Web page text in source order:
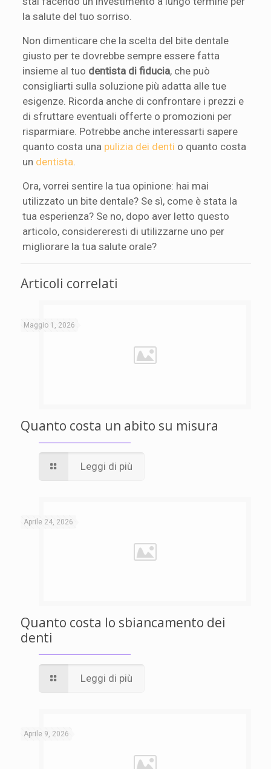
la salute del tuo sorriso.
Non dimenticare che la scelta del bite dentale
giusto per te dovrebbe sempre essere fatta
insieme al tuo dentista di fiducia, che può
consigliarti sulla soluzione più adatta alle tue
esigenze. Ricorda anche di confrontare i prezzi e
di sfruttare eventuali offerte o promozioni per
risparmiare. Potrebbe anche interessarti sapere
quanto costa una pulizia dei denti o quanto costa
un dentista
Ora, vorrei sentire la tua opinione: hai mai
utilizzato un bite dentale? Se sì, come è stata la
tua esperienza? Se no, dopo aver letto questo
articolo, considereresti di utilizzarne uno per
migliorare la tua salute orale?
Articoli correlati
Maggio 1, 2026
Quanto costa un abito su misura
Leggi di più
Aprile 24, 2026
Quanto costa lo sbiancamento dei
denti
Leggi di più
Aprile 9, 2026